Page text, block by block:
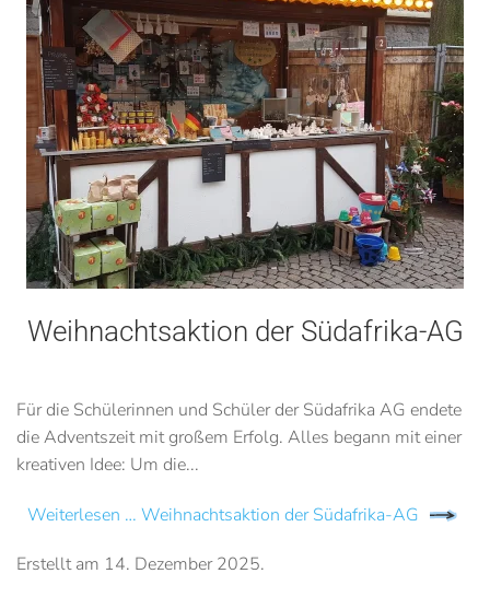
Weihnachtsaktion der Südafrika-AG
Für die Schülerinnen und Schüler der Südafrika AG endete
die Adventszeit mit großem Erfolg. Alles begann mit einer
kreativen Idee: Um die...
Weiterlesen … Weihnachtsaktion der Südafrika-AG
Erstellt am 14. Dezember 2025.